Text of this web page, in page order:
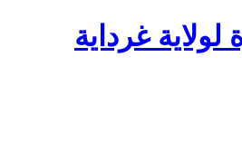
غرداية